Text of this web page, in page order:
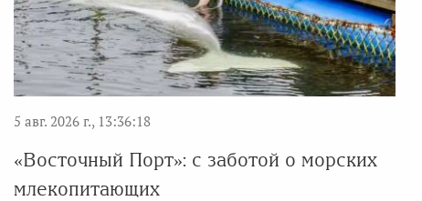
5 авг. 2026 г., 13:36:18
«Восточный Порт»: с заботой о морских
млекопитающих